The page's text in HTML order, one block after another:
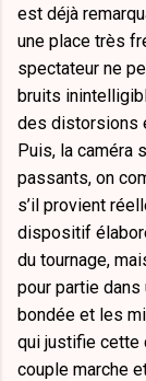
est déjà
une place très
spectateur ne
bruits
des distorsions
Puis, la caméra
passants, on
s’il provient
dispositif
du tournage,
pour partie
bondée et les
qui justifie cette
couple marche